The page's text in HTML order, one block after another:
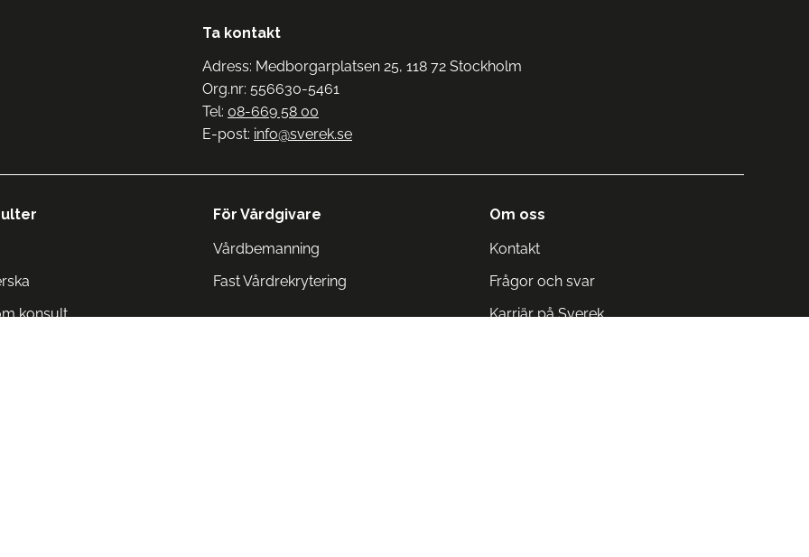
Ta kontakt
Adress: Medborgarplatsen 25, 118 72 Stockholm
Org.nr: 556630-5461
Tel: 08-669 58 00
E-post: info@sverek.se
konsult
För Vårdgivare
Vårdbemanning
Fast Vårdrekrytering
Om oss
Kontakt
Frågor och svar
Karriär på Sverek